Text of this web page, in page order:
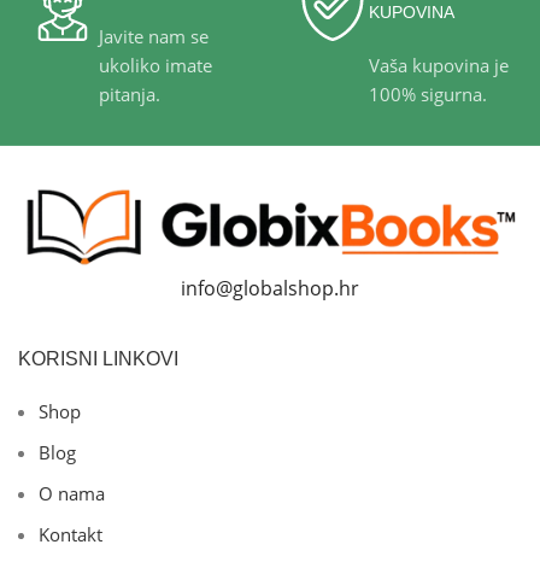
Javite nam se
ukoliko imate
pitanja.
KUPOVINA
Vaša kupovina je
100% sigurna.
info@globalshop.hr
KORISNI LINKOVI
Shop
Blog
O nama
Kontakt